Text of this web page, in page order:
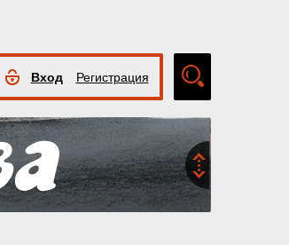
Вход Регистрация
поиск